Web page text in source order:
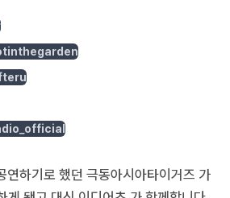
하기로 했던 극동아시아타이거즈 가